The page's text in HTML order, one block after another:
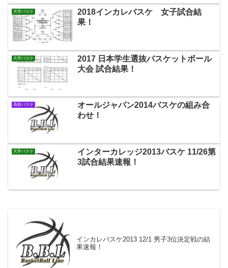
大学バスケ
2018インカレバスケ 女子試合結
果！
大学バスケ
2017 日本学生選抜バスケットボール
大会 試合結果！
高校バスケ
オールジャパン2014バスケの組み合
わせ！
大学バスケ
インターカレッジ2013バスケ 11/26第
3試合結果速報！
インカレバスケ2013 12/1 男子3位決定戦の結
果速報！